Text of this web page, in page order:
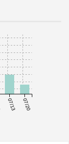
07/13 07/20